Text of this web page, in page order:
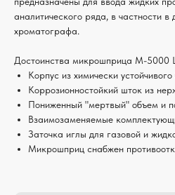
аналитического ряда, в частности в
хроматографа.
Достоинства микрошприца М-5000
Корпус из химически
Коррозионностойкий шток из
Пониженный "мертвый" объем и
Взаимозаменяемые
Заточка иглы для газовой и
Микрошприц снабжен